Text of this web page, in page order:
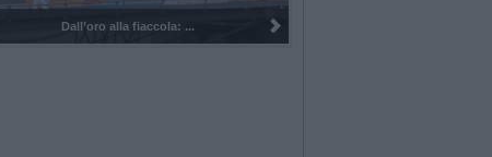
Dall’oro alla fiaccola: ...